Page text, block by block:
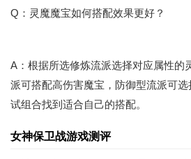
Q：灵魔魔宝如何搭配效果更好？
A：根据所选修炼流派选择对应属性的
派可搭配高伤害魔宝，防御型流派可
试组合找到适合自己的搭配。
女神保卫战游戏测评